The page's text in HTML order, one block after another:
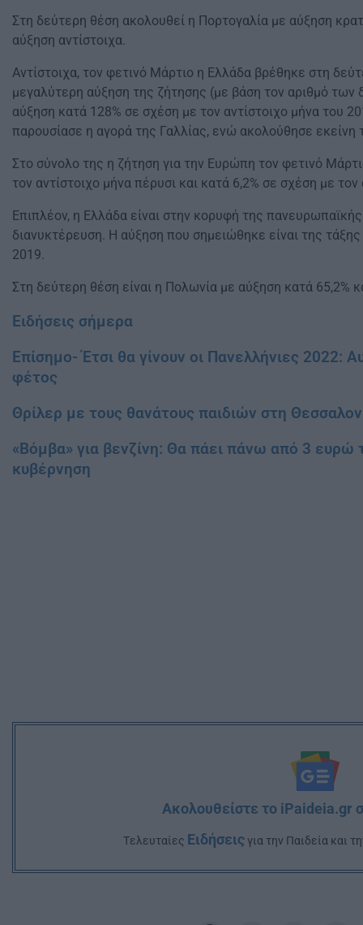
Στη δεύτερη θέση ακολουθεί η Πορτογαλία με αύξηση
αύξηση αντίστοιχα.
Αντίστοιχα, τον φετινό Μάρτιο η Ελλάδα βρέθηκε στη
μεγαλύτερη αύξηση της ζήτησης (με βάση τον αριθμό
αύξηση κατά 128% σε σχέση με τον αντίστοιχο μήνα του
παρουσίασε η αγορά της Γαλλίας, ενώ ακολούθησε εκείνη
Στο σύνολο της η ζήτηση για την Ευρώπη τον φετινό
τον αντίστοιχο μήνα πέρυσι και κατά 6,2% σε σχέση με
Επιπλέον, η Ελλάδα είναι στην κορυφή της
διανυκτέρευση. Η αύξηση που σημειώθηκε είναι της
2019.
Στη δεύτερη θέση είναι η Πολωνία με αύξηση κατά 65,2%
Ειδήσεις σήμερα
Επίσημο- Έτσι θα γίνουν οι Πανελλήνιες 2022:
φέτος
Θρίλερ με τους θανάτους παιδιών στη
«Βόμβα» για βενζίνη: Θα πάει πάνω από 3 ευρώ
κυβέρνηση
Ακολουθείστε το iPaideia.gr
Tελευταίες Ειδήσειςγια την Παιδεία και